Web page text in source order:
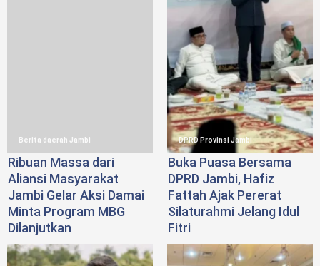
Berita daerah Jambi
Ribuan Massa dari
Aliansi Masyarakat
Jambi Gelar Aksi Damai
Minta Program MBG
Dilanjutkan
DPRD Provinsi Jambi
Buka Puasa Bersama
DPRD Jambi, Hafiz
Fattah Ajak Pererat
Silaturahmi Jelang Idul
Fitri